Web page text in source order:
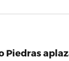
Piedras